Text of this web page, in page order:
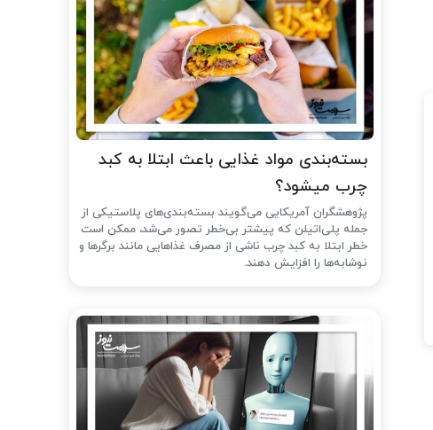
بسته‌بندی مواد غذایی باعث ابتلا به کبد
چرب میشود؟
پژوهشگران آمریکایی می‌گویند بسته‌بندی‌های پلاستیکی از
جمله پلی‌اتیلن که پیشتر بی‌خطر تصور می‌شد، ممکن است
خطر ابتلا به کبد چرب ناشی از مصرف غذاهایی مانند برگرها و
نوشابه‌ها را افزایش دهند.